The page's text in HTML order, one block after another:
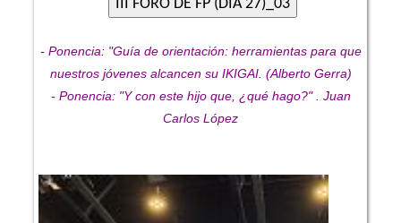
- Ponencia: "Guía de orientación: herramientas para que
nuestros jóvenes alcancen su IKIGAI. (Alberto Gerra)
- Ponencia: "Y con este hijo que, ¿qué hago?" . Juan
Carlos López